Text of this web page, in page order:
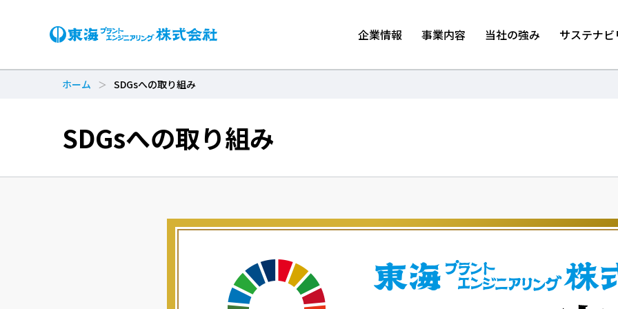
企業情報 事業内容 当社の強み サステナビ
ホーム SDGsへの取り組み
SDGsへの取り組み